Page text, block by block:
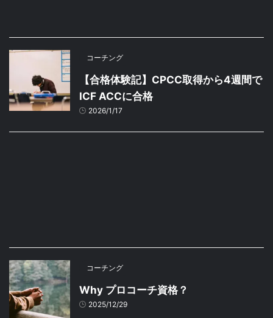
コーチング
【合格体験記】CPCC取得から4週間で
ICF ACCに合格
2026/1/17
コーチング
Why プロコーチ資格？
2025/12/29